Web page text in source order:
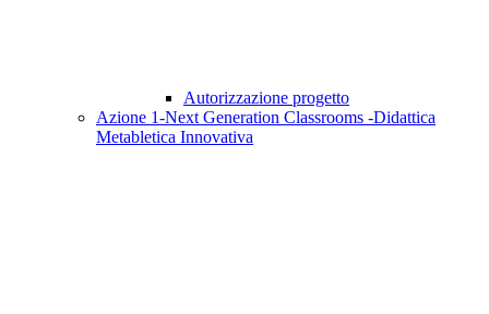
Autorizzazione progetto
Azione 1-Next Generation Classrooms -Didattica
Metabletica Innovativa